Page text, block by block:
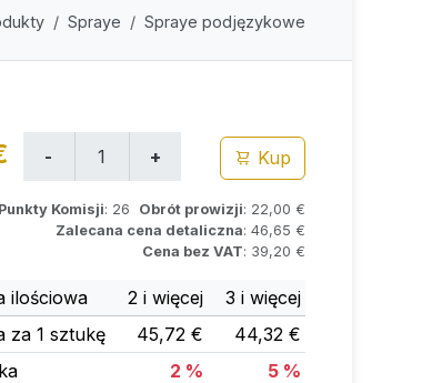
Spraye Spraye podjęzykowe
Kup
Punkty Komisji: 26 Obrót prowizji: 22,00 €
Zalecana cena detaliczna: 46,65 €
Cena bez VAT: 39,20 €
ilościowa 2 i więcej
3 i więcej
za 1 sztukę
45,72 €
44,32 €
2 % 5 %